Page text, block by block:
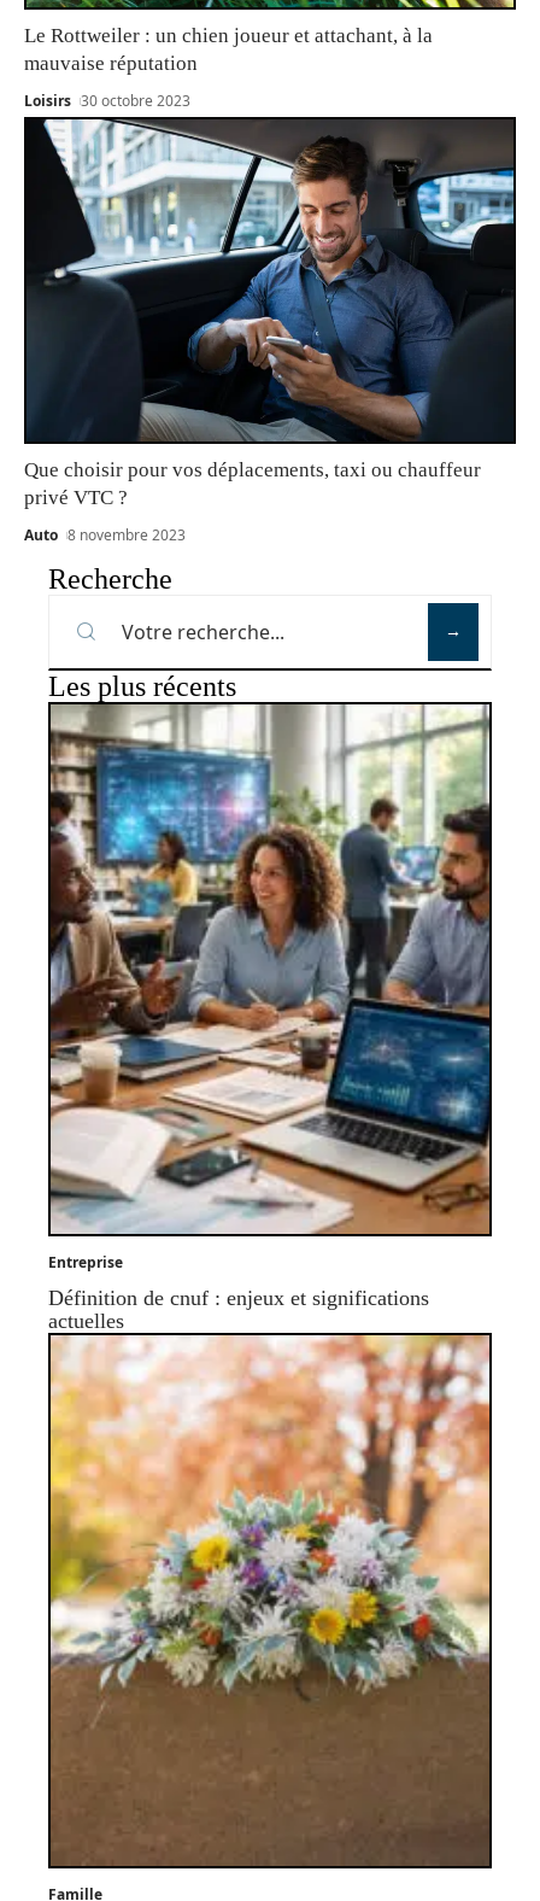
Le Rottweiler : un chien joueur et attachant, à la
mauvaise réputation
Loisirs 30 octobre 2023
Que choisir pour vos déplacements, taxi ou chauffeur
privé VTC ?
Auto 8 novembre 2023
Recherche
Les plus récents
Entreprise
Définition de cnuf : enjeux et significations
actuelles
Famille